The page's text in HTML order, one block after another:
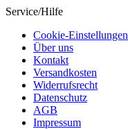
Service/Hilfe
Cookie-Einstellungen
Über uns
Kontakt
Versandkosten
Widerrufsrecht
Datenschutz
AGB
Impressum